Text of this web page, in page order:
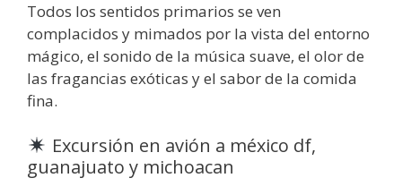
Todos los sentidos primarios se ven
complacidos y mimados por la vista del entorno
mágico, el sonido de la música suave, el olor de
las fragancias exóticas y el sabor de la comida
fina.
Excursión en avión a méxico df,
guanajuato y michoacan